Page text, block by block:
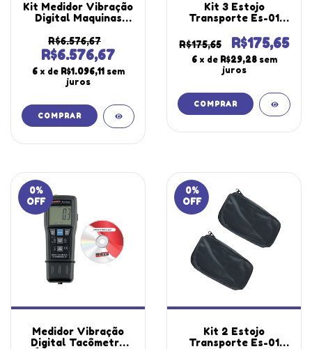
Kit Medidor Vibração
Digital Maquinas
Mv-670 Portátil
Instrutherm Estojo
Software Cabo Rs-
232 P2 Db9
R$6.576,67
R$6.576,67
6 x de R$1.096,11 sem
juros
Kit 3 Estojo
Transporte Es-01
Utilizado Diversos
Equipamentos
Segurança
Laboratório
R$175,65 R$175,65
6 x de R$29,28 sem
juros
0%
OFF
Medidor Vibração
Digital Tacômetro
0%
OFF
Kit 2 Estojo
Transporte Es-01